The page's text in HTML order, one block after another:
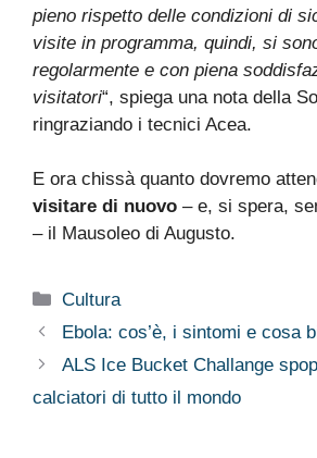
pieno rispetto delle condizioni di
visite in programma, quindi, si
regolarmente e con piena
visitatori“, spiega una nota della
ringraziando i tecnici Acea.
E ora chissà quanto dovremo
visitare di nuovo – e, si spera,
– il Mausoleo di Augusto.
Categorie
Cultura
Ebola: cos’è, i sintomi e cosa
ALS Ice Bucket Challange
calciatori di tutto il mondo